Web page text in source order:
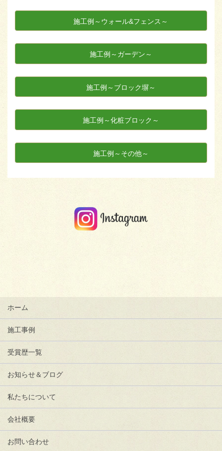
施工例～ウォール&フェンス～
施工例～ガーデン～
施工例～ブロック塀～
施工例～化粧ブロック～
施工例～その他～
ホーム
施工事例
受賞歴一覧
お知らせ＆ブログ
私たちについて
会社概要
お問い合わせ